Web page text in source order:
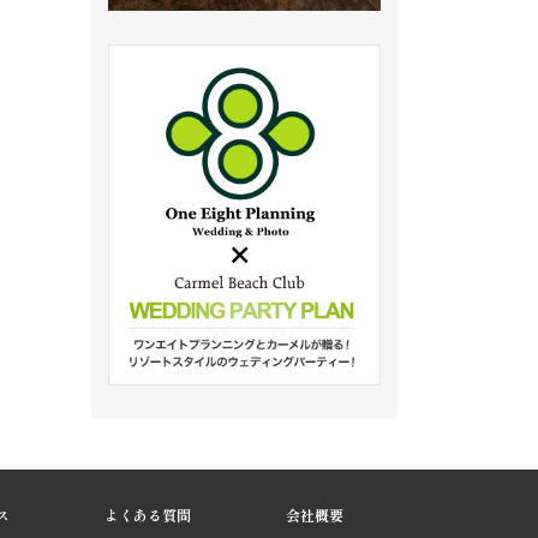
よくある質問 会社概要